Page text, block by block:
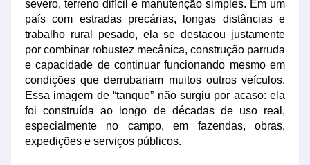
severo, terreno difícil e manutenção simples. Em um
país com estradas precárias, longas distâncias e
trabalho rural pesado, ela se destacou justamente
por combinar robustez mecânica, construção parruda
e capacidade de continuar funcionando mesmo em
condições que derrubariam muitos outros veículos.
Essa imagem de “tanque” não surgiu por acaso: ela
foi construída ao longo de décadas de uso real,
especialmente no campo, em fazendas, obras,
expedições e serviços públicos.